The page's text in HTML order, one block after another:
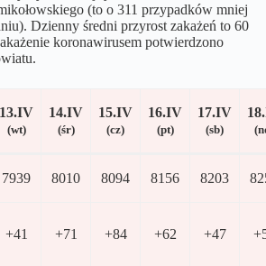
(to o 311 przypadków mniej
Dzienny średni przyrost zakażeń to 60
koronawirusem potwierdzono
13.IV
(wt)
14.IV
(śr)
15.IV
(cz)
16.IV
(pt)
17.IV
(sb)
18
7939 8010 8094 8156 8203
+41 +71 +84 +62 +47